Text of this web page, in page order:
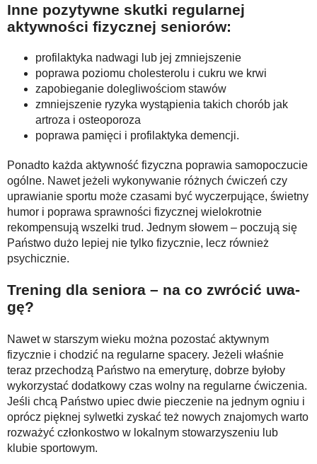
Inne pozytywne skutki regularnej
aktywności fizycznej seniorów:
profilaktyka nadwagi lub jej zmniejszenie
poprawa poziomu cholesterolu i cukru we krwi
zapobieganie dolegliwościom stawów
zmniejszenie ryzyka wystąpienia takich chorób jak
artroza i osteoporoza
poprawa pamięci i profilaktyka demencji.
Ponadto każda aktywność fizyczna poprawia samopoczucie
ogólne. Nawet jeżeli wykonywanie różnych ćwiczeń czy
uprawianie sportu może czasami być wyczerpujące, świetny
humor i poprawa sprawności fizycznej wielokrotnie
rekompensują wszelki trud. Jednym słowem – poczują się
Państwo dużo lepiej nie tylko fizycznie, lecz również
psychicznie.
Tre­ning dla se­nio­ra – na co zwró­cić uwa­
gę?
Nawet w starszym wieku można pozostać aktywnym
fizycznie i chodzić na regularne spacery. Jeżeli właśnie
teraz przechodzą Państwo na emeryturę, dobrze byłoby
wykorzystać dodatkowy czas wolny na regularne ćwiczenia.
Jeśli chcą Państwo upiec dwie pieczenie na jednym ogniu i
oprócz pięknej sylwetki zyskać też nowych znajomych warto
rozważyć członkostwo w lokalnym stowarzyszeniu lub
klubie sportowym.